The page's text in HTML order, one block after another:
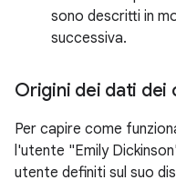
sono descritti in
successiva.
Origini dei dati dei
Per capire come
l'utente "Emily
utente definiti sul suo